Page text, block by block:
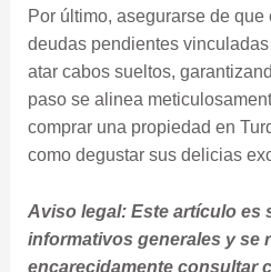
Por último, asegurarse de
deudas pendientes
atar cabos sueltos,
paso se alinea
comprar una propiedad en
como degustar sus delicias
Aviso legal: Este artículo es
informativos generales y se
encarecidamente consultar